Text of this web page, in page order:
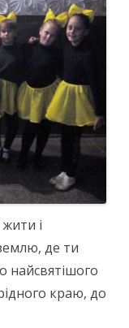
і
де ти
найсвятішого
краю, до